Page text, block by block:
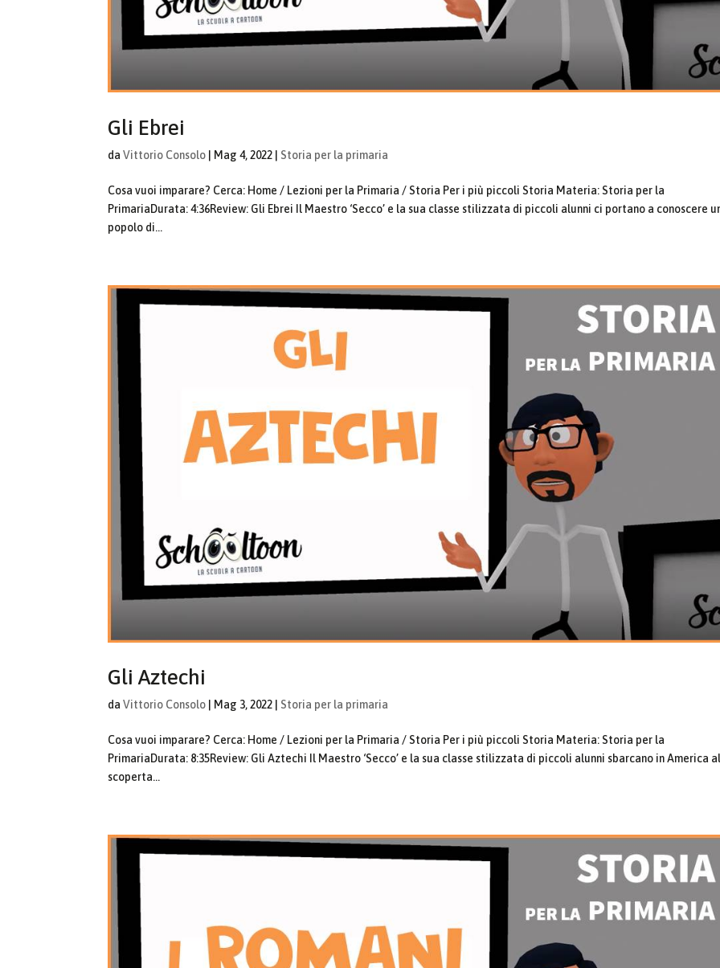
Gli Ebrei
daVittorio Consolo | Mag 4, 2022 | Storia per la primaria
Cosa vuoi imparare? Cerca: Home / Lezioni per la Primaria / Storia Per i più piccoli Storia Materia: Storia per la
PrimariaDurata: 4:36Review: Gli Ebrei Il Maestro ‘Secco’ e la sua classe stilizzata di piccoli alunni ci portano a conoscere
popolo di...
Gli Aztechi
daVittorio Consolo Mag 3, 2022 Storia per la primaria
Cosa vuoi imparare? Cerca: Home / Lezioni per la Primaria / Storia Per i più piccoli Storia Materia: Storia per la
PrimariaDurata: 8:35Review: Gli Aztechi Il Maestro ‘Secco’ e la sua classe stilizzata di piccoli alunni sbarcano in America
scoperta...